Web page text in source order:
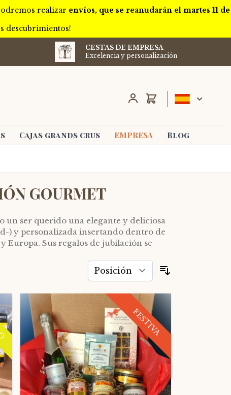
realizar envíos, que se reanudarán el martes 11 de
descubrimientos!
CESTAS DE EMPRESA
Excelencia y personalización
Carro
Cajas grands crus EMPRESA Blog
GOURMET
un ser querido una elegante y deliciosa
) y personalizada insertando dentro de
Europa. Sus regalos de jubilación se
FESTIVA